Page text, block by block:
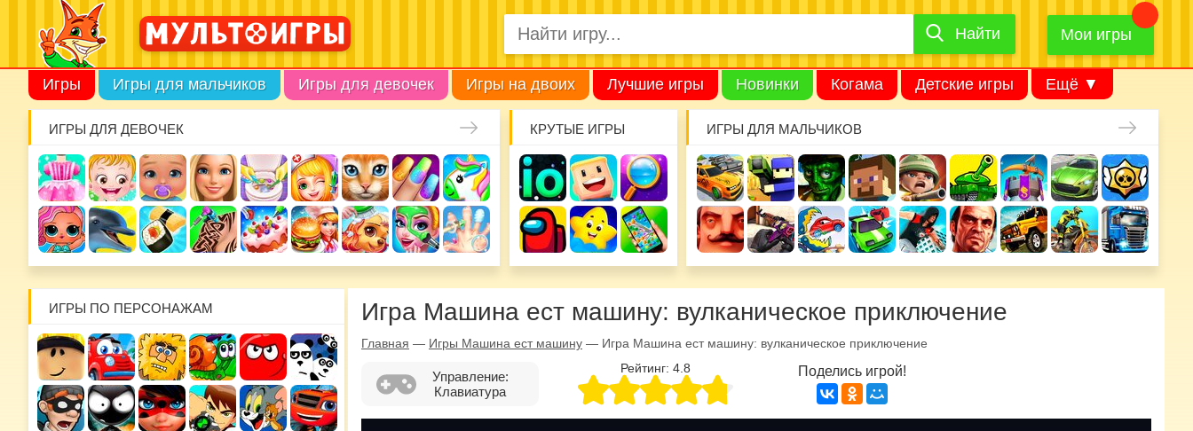
Найти
Найти Мои игры
Игры Игры для мальчиков Игры для девочек Игры на двоих Лучшие игры Новинки Когама Детские игры Ещё ▼
ИГРЫ ДЛЯ ДЕВОЧЕК КРУТЫЕ ИГРЫ ИГРЫ ДЛЯ МАЛЬЧИКОВ
ИГРЫ ПО ПЕРСОНАЖАМ Игра Машина ест машину: вулканическое приключение
Главная — Игры Машина ест машину — Игра Машина ест машину: вулканическое приключение
Управление:
Клавиатура
Рейтинг: 4.8 Поделись игрой!